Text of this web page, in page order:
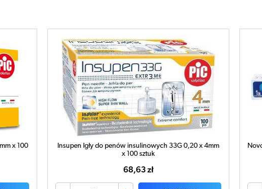
x 100
Insupen Igły do penów insulinowych 33G 0,20 x 4mm
x 100 sztuk
68,63 zł